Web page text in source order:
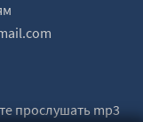
прослушать mp3